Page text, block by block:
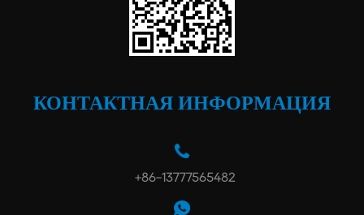
КОНТАКТНАЯ ИНФОРМАЦИЯ
+86-13777565482